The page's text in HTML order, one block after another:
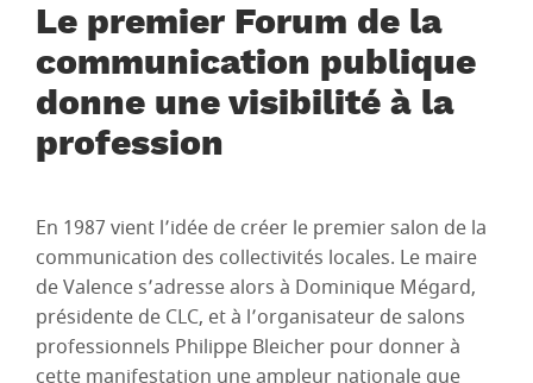
Le premier Forum de la
communication publique
donne une visibilité à la
profession
En 1987 vient l’idée de créer le premier salon de la
communication des collectivités locales. Le maire
de Valence s’adresse alors à Dominique Mégard,
présidente de CLC, et à l’organisateur de salons
professionnels Philippe Bleicher pour donner à
cette manifestation une ampleur nationale que